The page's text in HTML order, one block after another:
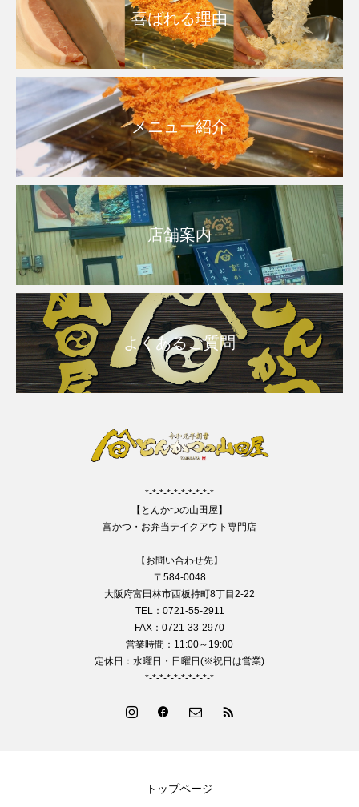
喜ばれる理由
メニュー紹介
店舗案内
よくあるご質問
*-*-*-*-*-*-*-*-*-*
【とんかつの山田屋】
富かつ・お弁当テイクアウト専門店
—————————
【お問い合わせ先】
〒584-0048
大阪府富田林市西板持町8丁目2-22
TEL：0721-55-2911
FAX：0721-33-2970
営業時間：11:00～19:00
定休日：水曜日・日曜日(※祝日は営業)
*-*-*-*-*-*-*-*-*-*
トップページ